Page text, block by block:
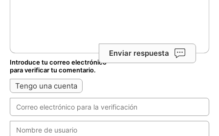
Enviar respuesta
Introduce tu correo electrónico
para verificar tu comentario.
Tengo una cuenta